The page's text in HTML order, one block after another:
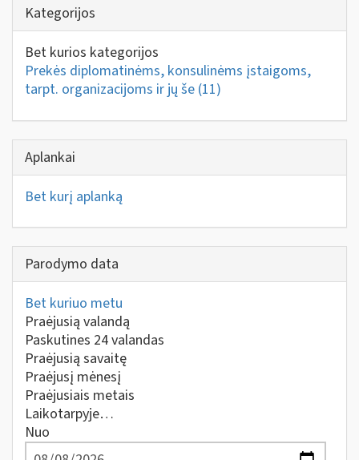
Kategorijos
Bet kurios kategorijos
Prekės diplomatinėms, konsulinėms įstaigoms,
tarpt. organizacijoms ir jų še (11)
Aplankai
Bet kurį aplanką
Parodymo data
Bet kuriuo metu
Praėjusią valandą
Paskutines 24 valandas
Praėjusią savaitę
Praėjusį mėnesį
Praėjusiais metais
Laikotarpyje…
Nuo